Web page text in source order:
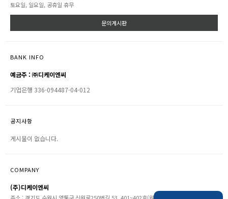
토요일, 일요일, 공휴일 휴무
문의게시판
BANK INFO
예금주 : ㈜디케이엔씨
기업은행 336-094487-04-012
공지사항
게시물이 없습니다.
COMPANY
(주)디케이엔씨